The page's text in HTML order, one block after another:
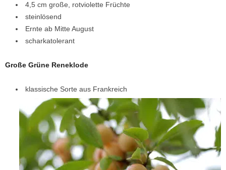
4,5 cm große, rotviolette Früchte
steinlösend
Ernte ab Mitte August
scharkatolerant
Große Grüne Reneklode
klassische Sorte aus Frankreich